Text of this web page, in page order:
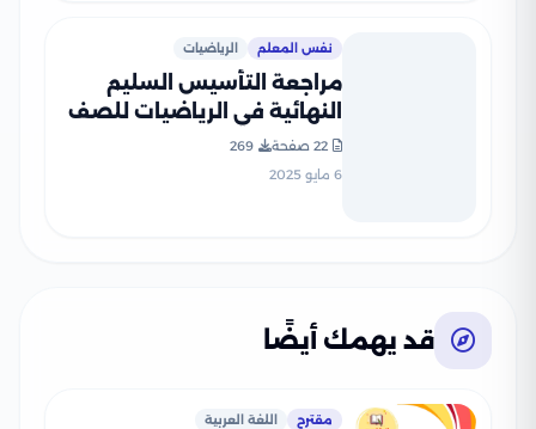
نفس المعلم الرياضيات
مراجعة التأسيس السليم
النهائية في الرياضيات للصف
السادس الابتدائي الترم الثاني
2025 PDF بالاجابات
22 صفحة
269
6 مايو 2025
قد يهمك أيضًا
مقترح اللغة العربية